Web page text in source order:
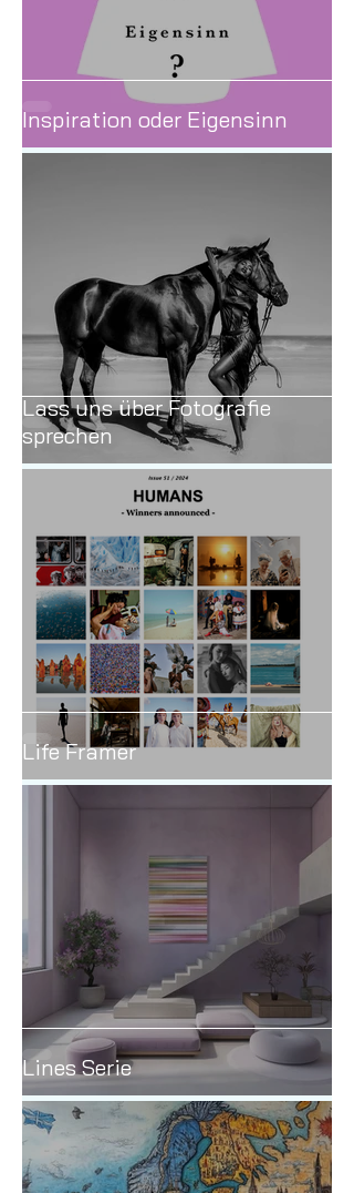
Inspiration oder Eigensinn
Lass uns über Fotografie
sprechen
Life Framer
Lines Serie